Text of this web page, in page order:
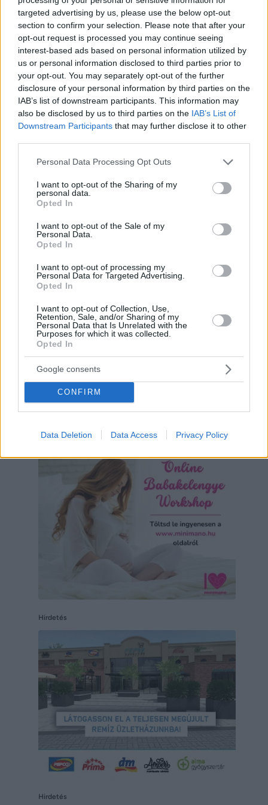
targeted advertising by us, please use the below opt-out
section to confirm your selection. Please note that after your
opt-out request is processed you may continue seeing
interest-based ads based on personal information utilized by
us or personal information disclosed to third parties prior to
your opt-out. You may separately opt-out of the further
disclosure of your personal information by third parties on the
IAB’s list of downstream participants. This information may
also be disclosed by us to third parties on the IAB’s List of
Downstream Participants that may further disclose it to other
Please note that this website/app uses one or more Google
not limited to your visit or usage behaviour. You may click to
grant or deny consent to Google and its third-party tags to
use your data for below specified purposes in below Google
consent section.
Personal Data Processing Opt Outs
I want to opt-out of the Sharing of my
personal data.
Opted In
I want to opt-out of the Sale of my
Personal Data.
Opted In
I want to opt-out of processing my
Personal Data for Targeted Advertising.
Opted In
I want to opt-out of Collection, Use,
Retention, Sale, and/or Sharing of my
Personal Data that Is Unrelated with the
Purposes for which it was collected.
Opted In
Google consents
CONFIRM
Data Deletion Data Access Privacy Policy
A magánkiadás-mentő HM Könyvek
gondozásában készült 42 év és a 42
év – Mi lett volna, ha… ? folytatása, a
42 év – Mi lesz, ha… ? a 31. Budapesti
Nemzetközi Könyvfesztiválon debütál
október 1-én, immáron Scherer Péter
emlékének ajánlva.
Hirdetés
Hirdetés
Hirdetés